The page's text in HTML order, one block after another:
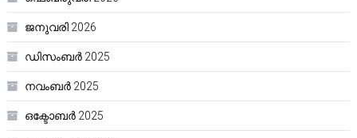
ജനുവരി 2026
ഡിസംബർ 2025
നവംബർ 2025
ഒക്ടോബർ 2025